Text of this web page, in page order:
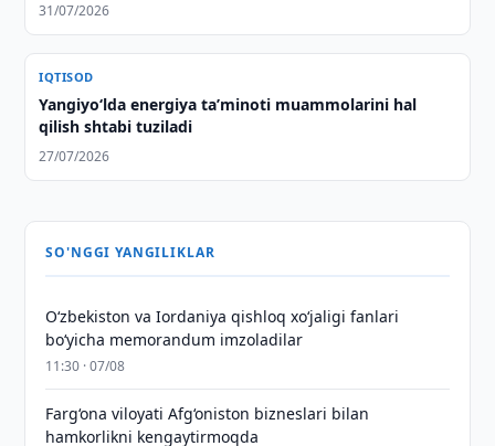
31/07/2026
IQTISOD
Yangiyo‘lda energiya taʼminoti muammolarini hal
qilish shtabi tuziladi
27/07/2026
SO'NGGI YANGILIKLAR
Oʻzbekiston va Iordaniya qishloq xoʻjaligi fanlari
boʻyicha memorandum imzoladilar
11:30 · 07/08
Farg‘ona viloyati Afg‘oniston bizneslari bilan
hamkorlikni kengaytirmoqda